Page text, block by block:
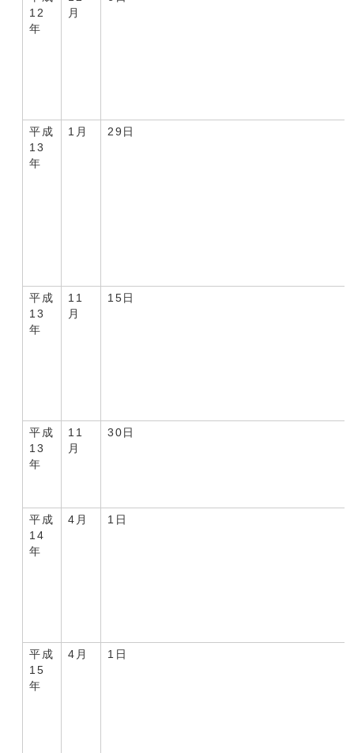
12
年
月
平成
13
年
1月 29日
平成
13
年
11
月
15日
平成
13
年
11
月
30日
平成
14
年
4月 1日
平成
15
年
4月 1日